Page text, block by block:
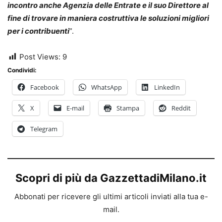
incontro anche Agenzia delle Entrate e il suo Direttore al
fine di trovare in maniera costruttiva le soluzioni migliori
per i contribuenti”.
Post Views: 9
Condividi:
Facebook WhatsApp LinkedIn
X E-mail Stampa Reddit
Telegram
Scopri di più da GazzettadiMilano.it
Abbonati per ricevere gli ultimi articoli inviati alla tua e-
mail.